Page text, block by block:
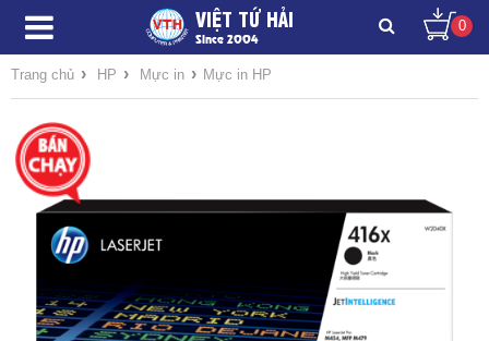
VIỆT TỨ HẢI
Since 2004
0
Trang chủ › HP › Mực in › Mực in HP